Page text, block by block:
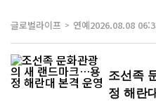
글로벌라이프 연예2026.08.08
조선족
정 해란